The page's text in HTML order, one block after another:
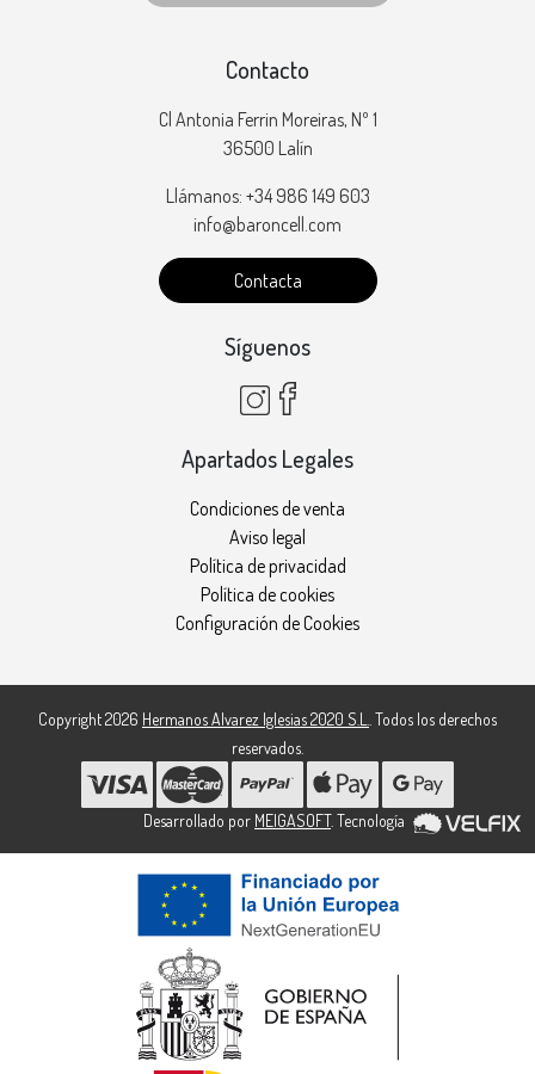
Contacto
Cl Antonia Ferrin Moreiras, Nº 1
36500 Lalín
Llámanos: +34 986 149 603
info@baroncell.com
Contacta
Síguenos
Apartados Legales
Condiciones de venta
Aviso legal
Política de privacidad
Política de cookies
Configuración de Cookies
Copyright 2026 Hermanos Alvarez Iglesias 2020 S.L.. Todos los derechos
reservados.
Desarrollado por MEIGASOFT. Tecnología